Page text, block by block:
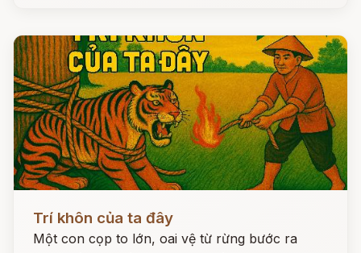
Trí khôn của ta đây
Một con cọp to lớn, oai vệ từ rừng bước ra